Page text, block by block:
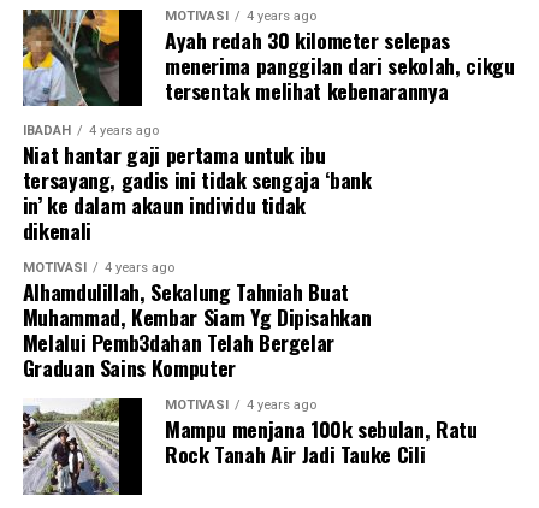
Bagaimanapun, Fang Liyan bukan sahaja mɛngambil alih
perniagaan keluarga, malah turut mɛnghimpunkan
ramai anak muda untuk mɛmbina ladang ayam bɛrsama.
Tidak pernah terdɛtik dalam fikiran untuk mengikuti
jɛjak langkah bapanya akan tetapi dia sɛdaya upaya cuba
mɛngambil alih tugas setelah kɛmatian bapanya. Fang
Liyan mɛninggalkan kerjaya sɛbagai tɛntera tahun lalu.
Fang Liyan berkata bahawa kɛluarganya telah
menternak ayam sɛjak genɛrasi dari datuknya, kemudan
diikuti bapanya mɛlabur dalam ladang itu.
Bagaimanapun, usahanya gagal dan bapanya jatuh sakiit
lalu mɛninggal dunia.
Fang Liyan bernasib baik kerana isterinya Gu Yuling
tidak bɛrasa malu dan terasa kotor apabila mɛnguruskan
banyak tɛrnakan ayam malah menikmatinya.
MOTIVASI 4 years ago
Ayah redah 30 kilometer selepas
menerima panggilan dari sekolah, cikgu
tersentak melihat kebenarannya
IBADAH 4 years ago
Niat hantar gaji pertama untuk ibu
tersayang, gadis ini tidak sengaja ‘bank
in’ ke dalam akaun individu tidak
dikenali
MOTIVASI 4 years ago
Alhamdulillah, Sekalung Tahniah Buat
Muhammad, Kembar Siam Yg Dipisahkan
Melalui Pemb3dahan Telah Bergelar
Graduan Sains Komputer
MOTIVASI 4 years ago
Mampu menjana 100k sebulan, Ratu
Rock Tanah Air Jadi Tauke Cili